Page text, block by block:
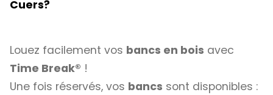
Cuers?
Louez facilement vos bancs en bois avec
Time Break® !
Une fois réservés, vos bancs sont disponibles :